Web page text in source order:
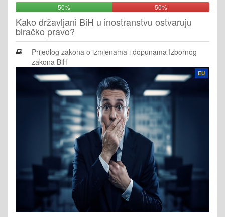
50% 50%
Kako državljani BiH u inostranstvu ostvaruju
biračko pravo?
Prijedlog zakona o izmjenama i dopunama Izbornog
zakona BiH
EU